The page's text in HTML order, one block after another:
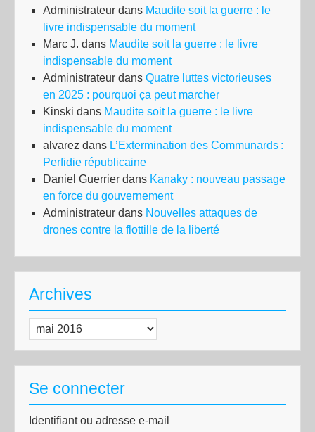
Administrateur dans Maudite soit la guerre : le
livre indispensable du moment
Marc J. dans Maudite soit la guerre : le livre
indispensable du moment
Administrateur dans Quatre luttes victorieuses
en 2025 : pourquoi ça peut marcher
Kinski dans Maudite soit la guerre : le livre
indispensable du moment
alvarez dans L’Extermination des Communards :
Perfidie républicaine
Daniel Guerrier dans Kanaky : nouveau passage
en force du gouvernement
Administrateur dans Nouvelles attaques de
drones contre la flottille de la liberté
Archives
Archives
Se connecter
Identifiant ou adresse e-mail